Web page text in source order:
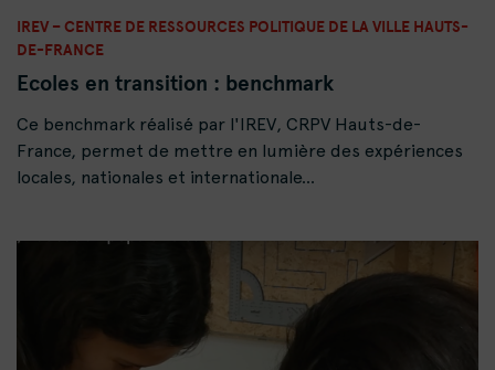
IREV – CENTRE DE RESSOURCES POLITIQUE DE LA VILLE HAUTS-
DE-FRANCE
Ecoles en transition : benchmark
Ce benchmark réalisé par l'IREV, CRPV Hauts-de-
France, permet de mettre en lumière des expériences
locales, nationales et internationale...